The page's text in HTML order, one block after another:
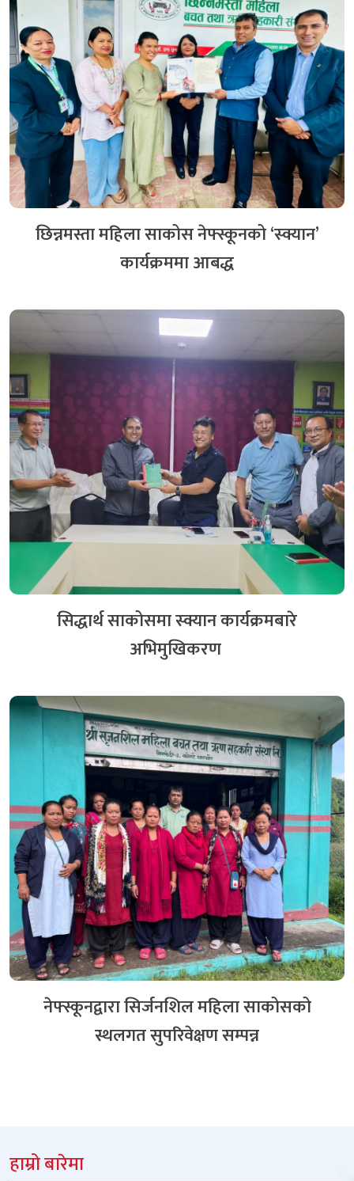
छिन्नमस्ता महिला साकोस नेफ्स्कूनको ‘स्क्यान’
कार्यक्रममा आबद्ध
सिद्धार्थ साकोसमा स्क्यान कार्यक्रमबारे
अभिमुखिकरण
नेफ्स्कूनद्वारा सिर्जनशिल महिला साकोसको
स्थलगत सुपरिवेक्षण सम्पन्न
हाम्रो बारेमा